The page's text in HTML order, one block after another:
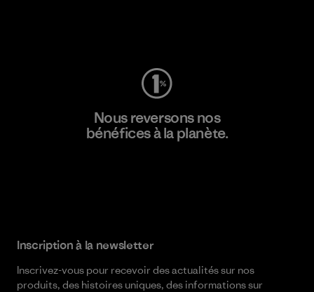
Nous reversons nos
bénéfices à la planète.
Inscription à la newsletter
Inscrivez-vous pour recevoir des actualités sur nos
produits, des histoires uniques, des informations sur